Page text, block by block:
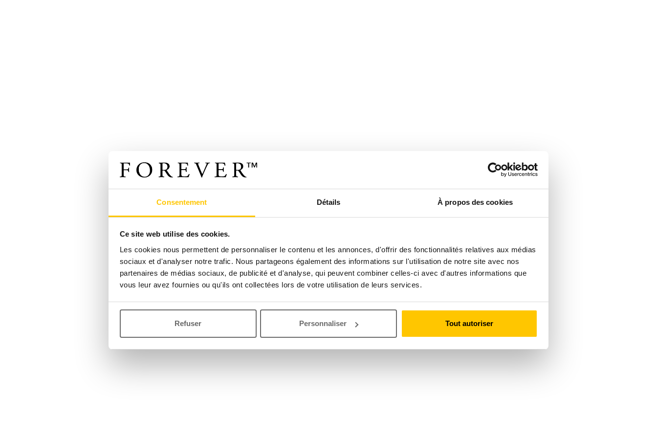
Consentement Détails À propos des cookies
Ce site web utilise des cookies.
Les cookies nous permettent de personnaliser le contenu et les annonces, d'offrir des fonctionnalités relatives aux médias
sociaux et d'analyser notre trafic. Nous partageons également des informations sur l'utilisation de notre site avec nos
partenaires de médias sociaux, de publicité et d'analyse, qui peuvent combiner celles-ci avec d'autres informations que
vous leur avez fournies ou qu'ils ont collectées lors de votre utilisation de leurs services.
Refuser Personnaliser Tout autoriser